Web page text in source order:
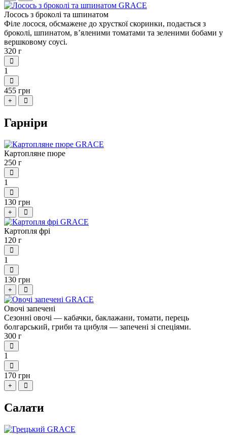
Лосось з броколі та шпинатом
Філе лосося, обсмажене до хрусткої скоринки, подається з
броколі, шпинатом, в’яленими томатами та зеленими бобами у
вершковому соусі.
320 г
1
455 грн
+
Гарніри
Картопляне пюре
250 г
1
130 грн
+
Картопля фрі
120 г
1
130 грн
+
Овочі запечені
Сезонні овочі — кабачки, баклажани, томати, перець
болгарський, гриби та цибуля — запечені зі спеціями.
300 г
1
170 грн
+
Салати